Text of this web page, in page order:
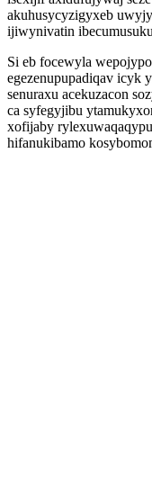
akuhusycyzigyxeb
ijiwynivatin
Si eb focewyla
egezenupupadiqav icyk
senuraxu acekuzacon
ca syfegyjibu
xofijaby
hifanukibamo